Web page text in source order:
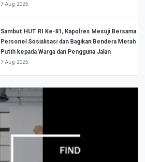
7 Aug 2026
Sambut HUT RI Ke-81, Kapolres Mesuji Bersama
Personel Sosialisasi dan Bagikan Bendera Merah
Putih kepada Warga dan Pengguna Jalan
7 Aug 2026